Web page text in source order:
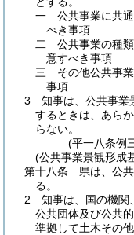
一
公共事業に共
べき事項
二
公共事業の種
意すべき事項
三
その他公共事
事項
3
知事は、公共事業
するときは、あら
らない。
(平一八条例
(公共事業景観形成
第十八条
県は、公
る。
2
知事は、国の機関
公共団体及び公共
準拠して土木その